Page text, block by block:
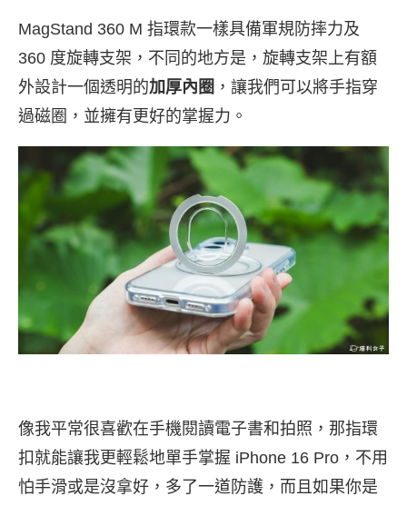
MagStand 360 M 指環款一樣具備軍規防摔力及
360 度旋轉支架，不同的地方是，旋轉支架上有額
外設計一個透明的加厚內圈 ，讓我們可以將手指穿
過磁圈，並擁有更好的掌握力。
像我平常很喜歡在手機閱讀電子書和拍照，那指環
扣就能讓我更輕鬆地單手掌握 iPhone 16 Pro，不用
怕手滑或是沒拿好，多了一道防護，而且如果你是